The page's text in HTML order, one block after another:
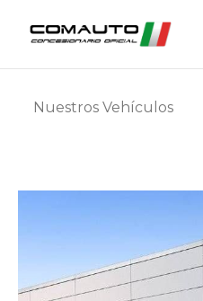
Nuestros Vehículos